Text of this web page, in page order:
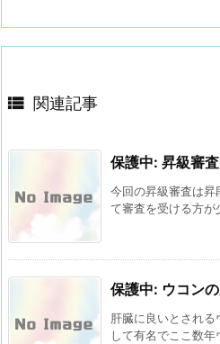
 関連記事
保護中: 昇級審査
今回の昇級審査は
て審査を受ける方
保護中: ウコン
肝臓に良いとされる
して有名でここ数